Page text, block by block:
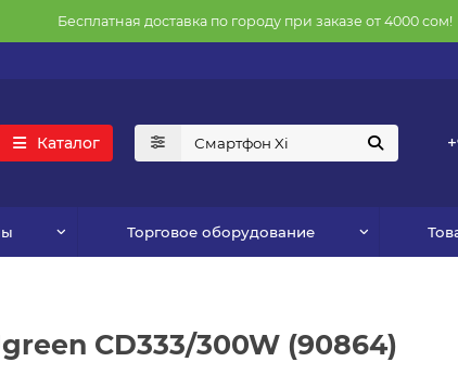
Бесплатная доставка по городу при заказе от 4000 сом!
Каталог
Торговое оборудование
CD333/300W (90864)